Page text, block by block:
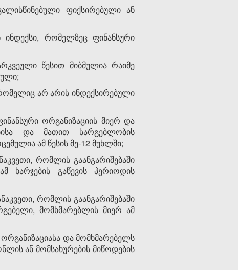
ფიქსირებული ან
რომელზეც ფინანსური
წესით მიბმულია რაიმე
არ არის ინდექსირებული
ორგანიზაციის მიერ და
და მათით სარგებლობის
ამ წესის მე-12 მუხლში;
რომლის გაანგარიშებაში
ხარჯების გაწევის პერიოდის
რომლის გაანგარიშებაში
მომხმარებლის მიერ ამ
და მომხმარებელს
ან მომსახურების მიწოდების